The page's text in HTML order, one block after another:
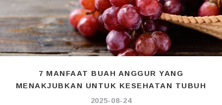
7 MANFAAT BUAH ANGGUR YANG
MENAKJUBKAN UNTUK KESEHATAN TUBUH
2025-08-24